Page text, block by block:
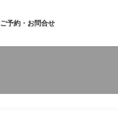
ご予約・お問合せ